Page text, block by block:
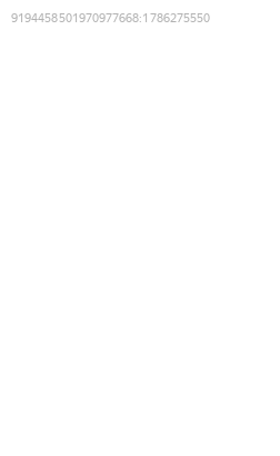
9194458501970977668:1786275550